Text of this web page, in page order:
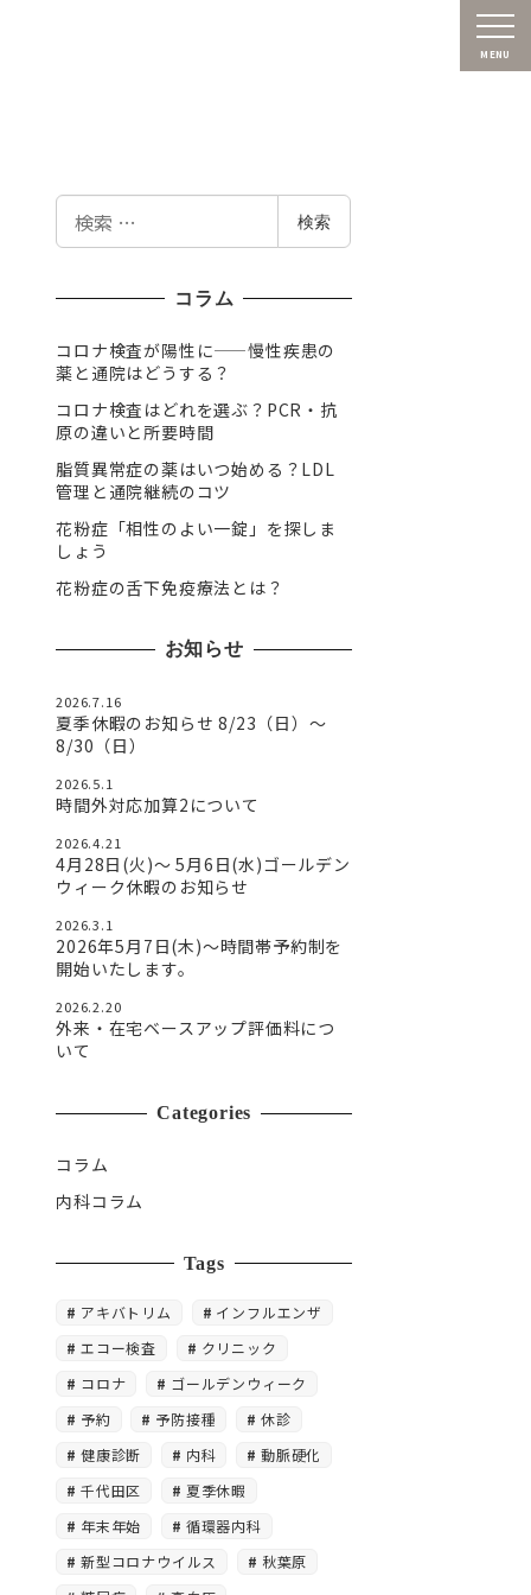
MENU
索
検索
コラム
コロナ検査が陽性に——慢性疾患の
薬と通院はどうする？
コロナ検査はどれを選ぶ？PCR・抗
原の違いと所要時間
脂質異常症の薬はいつ始める？LDL
管理と通院継続のコツ
花粉症「相性のよい一錠」を探しま
しょう
花粉症の舌下免疫療法とは？
お知らせ
2026.7.16
夏季休暇のお知らせ 8/23（日）〜
8/30（日）
2026.5.1
時間外対応加算2について
2026.4.21
4月28日(火)〜 5月6日(水)ゴールデン
ウィーク休暇のお知らせ
2026.3.1
2026年5月7日(木)～時間帯予約制を
開始いたします。
2026.2.20
外来・在宅ベースアップ評価料につ
いて
Categories
コラム
内科コラム
Tags
アキバトリム
インフルエンザ
エコー検査
クリニック
コロナ
ゴールデンウィーク
予約
予防接種
休診
健康診断
内科
動脈硬化
千代田区
夏季休暇
年末年始
循環器内科
新型コロナウイルス
秋葉原